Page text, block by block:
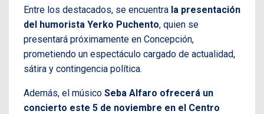
Entre los destacados, se encuentra la presentación
del humorista Yerko Puchento, quien se
presentará próximamente en Concepción,
prometiendo un espectáculo cargado de actualidad,
sátira y contingencia política.
Además, el músico Seba Alfaro ofrecerá un
concierto este 5 de noviembre en el Centro